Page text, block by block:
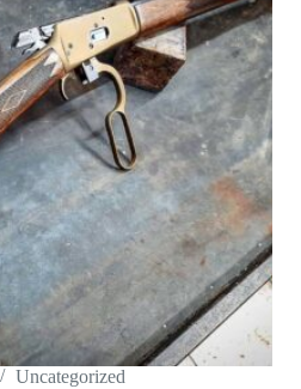
Uncategorized